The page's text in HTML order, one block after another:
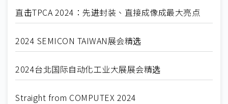
直击TPCA 2024：先进封装、直接成像成最大亮点
2024 SEMICON TAIWAN展会精选
2024台北国际自动化工业大展展会精选
Straight from COMPUTEX 2024